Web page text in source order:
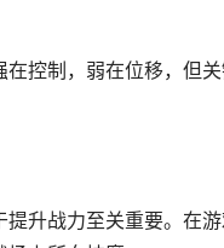
控制，弱在位移，但
升战力至关重要。在